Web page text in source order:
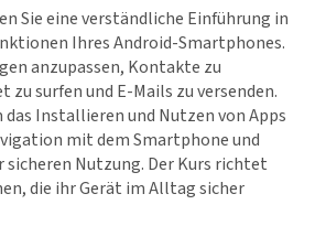
Sie eine verständliche Einführung in
Ihres Android-Smartphones.
anzupassen, Kontakte zu
surfen und E-Mails zu versenden.
Installieren und Nutzen von Apps
mit dem Smartphone und
Nutzung. Der Kurs richtet
die ihr Gerät im Alltag sicher